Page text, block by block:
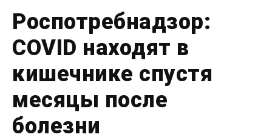
Роспотребнадзор:
COVID находят в
кишечнике спустя
месяцы после
болезни